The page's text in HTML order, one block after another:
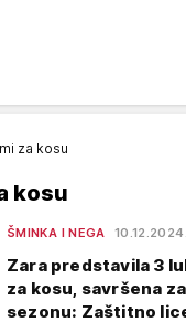
za kosu
kosu
ŠMINKA I NEGA 10.12.2024.
Zara predstavila 3
za kosu, savršena
sezonu: Zaštitno